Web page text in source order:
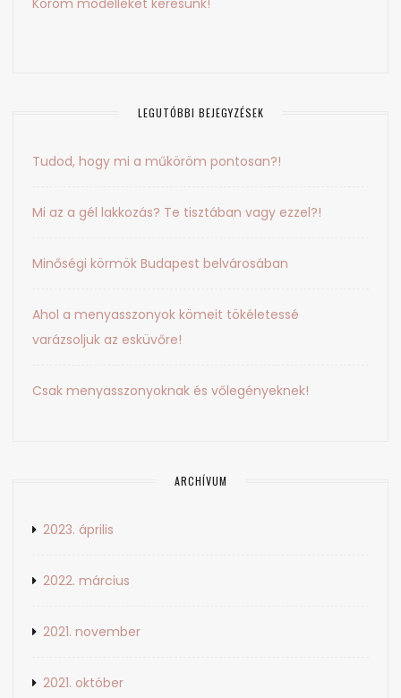
Köröm modelleket keresünk!
LEGUTÓBBI BEJEGYZÉSEK
Tudod, hogy mi a műköröm pontosan?!
Mi az a gél lakkozás? Te tisztában vagy ezzel?!
Minőségi körmök Budapest belvárosában
Ahol a menyasszonyok kömeit tökéletessé
varázsoljuk az esküvőre!
Csak menyasszonyoknak és vőlegényeknek!
ARCHÍVUM
2023. április
2022. március
2021. november
2021. október